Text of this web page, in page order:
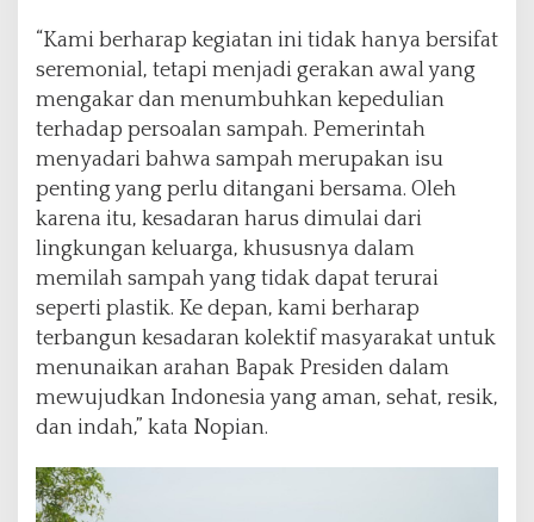
“Kami berharap kegiatan ini tidak hanya bersifat
seremonial, tetapi menjadi gerakan awal yang
mengakar dan menumbuhkan kepedulian
terhadap persoalan sampah. Pemerintah
menyadari bahwa sampah merupakan isu
penting yang perlu ditangani bersama. Oleh
karena itu, kesadaran harus dimulai dari
lingkungan keluarga, khususnya dalam
memilah sampah yang tidak dapat terurai
seperti plastik. Ke depan, kami berharap
terbangun kesadaran kolektif masyarakat untuk
menunaikan arahan Bapak Presiden dalam
mewujudkan Indonesia yang aman, sehat, resik,
dan indah,” kata Nopian.